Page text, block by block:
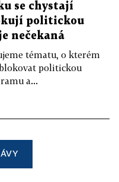
se chystají
politickou
nečekaná
tématu, o kterém
politickou
a...